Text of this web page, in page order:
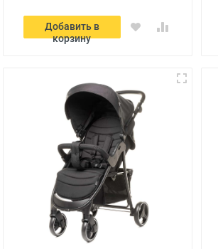
Добавить в
корзину